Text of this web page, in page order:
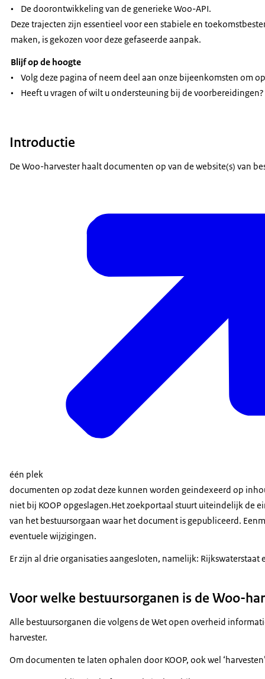
• De doorontwikkeling van de generieke Woo-API.
Deze trajecten zijn essentieel voor een stabiele en
maken, is gekozen voor deze gefaseerde aanpak.
Blijf op de hoogte
• Volg deze pagina of neem deel aan onze bijeenkomsten om
• Heeft u vragen of wilt u ondersteuning bij de
Introductie
De Woo-harvester haalt documenten op van de website(s) van
één plek
documenten op zodat deze kunnen worden geindexeerd op
niet bij KOOP opgeslagen.Het zoekportaal stuurt uiteindelijk de
van het bestuursorgaan waar het document is gepubliceerd.
eventuele wijzigingen.
Er zijn al drie organisaties aangesloten, namelijk:
Voor welke bestuursorganen is de Woo-
Alle bestuursorganen die volgens de Wet open overheid
harvester.
Om documenten te laten ophalen door KOOP, ook wel